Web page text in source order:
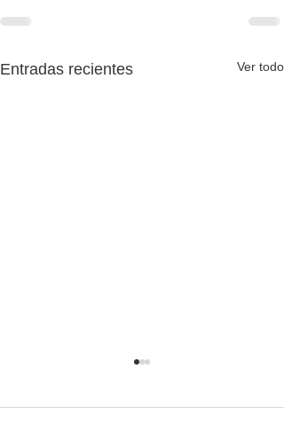
Entradas recientes Ver todo